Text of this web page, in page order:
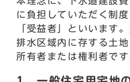
に負担していただく制
「受益者」といいます
排水区域内に存する土
所有者または権利者です